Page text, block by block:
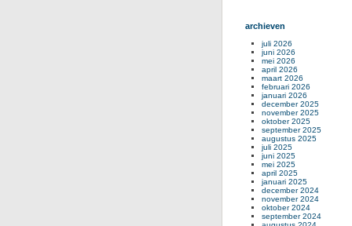
archieven
juli 2026
juni 2026
mei 2026
april 2026
maart 2026
februari 2026
januari 2026
december 2025
november 2025
oktober 2025
september 2025
augustus 2025
juli 2025
juni 2025
mei 2025
april 2025
januari 2025
december 2024
november 2024
oktober 2024
september 2024